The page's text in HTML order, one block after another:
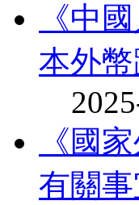
《中
本外
《國
有關